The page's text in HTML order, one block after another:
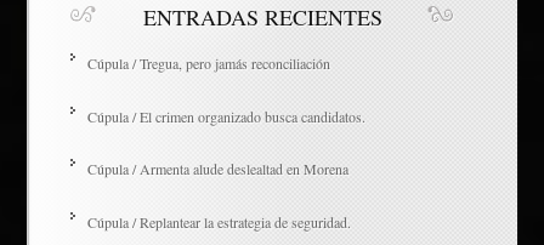
ENTRADAS RECIENTES
Cúpula / Tregua, pero jamás reconciliación
Cúpula / El crimen organizado busca candidatos.
Cúpula / Armenta alude deslealtad en Morena
Cúpula / Replantear la estrategia de seguridad.